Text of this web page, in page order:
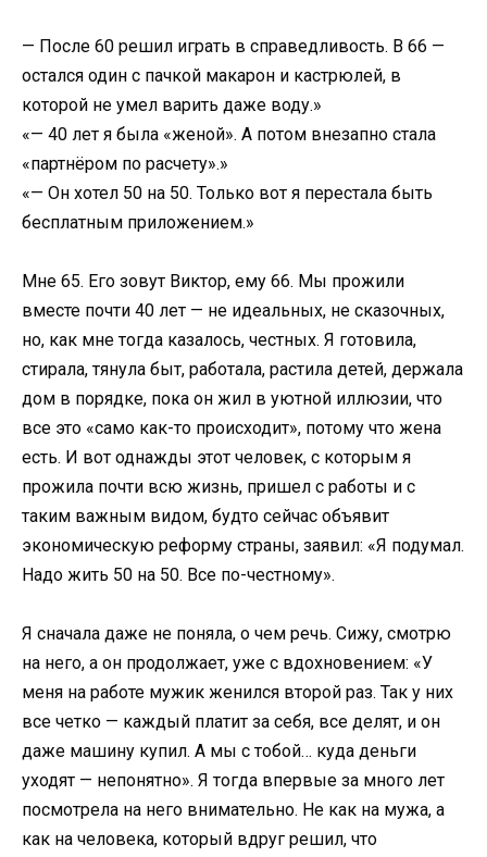
— После 60 решил играть в справедливость. В 66 —
остался один с пачкой макарон и кастрюлей, в
которой не умел варить даже воду.»
«— 40 лет я была «женой». А потом внезапно стала
«партнёром по расчету».»
«— Он хотел 50 на 50. Только вот я перестала быть
бесплатным приложением.»
Мне 65. Его зовут Виктор, ему 66. Мы прожили
вместе почти 40 лет — не идеальных, не сказочных,
но, как мне тогда казалось, честных. Я готовила,
стирала, тянула быт, работала, растила детей, держала
дом в порядке, пока он жил в уютной иллюзии, что
все это «само как-то происходит», потому что жена
есть. И вот однажды этот человек, с которым я
прожила почти всю жизнь, пришел с работы и с
таким важным видом, будто сейчас объявит
экономическую реформу страны, заявил: «Я подумал.
Надо жить 50 на 50. Все по-честному».
Я сначала даже не поняла, о чем речь. Сижу, смотрю
на него, а он продолжает, уже с вдохновением: «У
меня на работе мужик женился второй раз. Так у них
все четко — каждый платит за себя, все делят, и он
даже машину купил. А мы с тобой… куда деньги
уходят — непонятно». Я тогда впервые за много лет
посмотрела на него внимательно. Не как на мужа, а
как на человека, который вдруг решил, что